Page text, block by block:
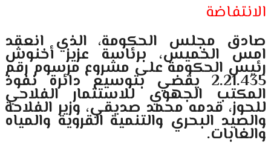
الانتفاضة
صادق مجلس الحكومة، الذي انعقد
امس الخميس، برئاسة عزيز أخنوش
رئيس الحكومة على مشروع مرسوم رقم
2.21.435 يقضي بتوسيع دائرة نفوذ
المكتب الجهوي للاستثمار الفلاحي
للحوز، قدمه محمد صديقي، وزير الفلاحة
والصيد البحري والتنمية القروية والمياه
والغابات.